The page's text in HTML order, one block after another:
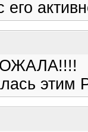
его
этим